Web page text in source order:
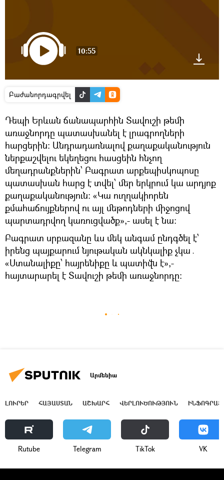
10:55
Բաժանորդագրվել
Դեպի Երևան ճանապարհին Տավուշի թեմի
առաջնորդը պատասխանել է լրագրողների
հարցերին։ Անդրադառնալով քաղաքականություն
ներքաշվելու եկեղեցու հասցեին հնչող
մեղադրանքներին՝ Բագրատ արքեպիսկոպոսը
պատասխան հարց է տվել՝ մեր երկրում կա արդյոք
քաղաքականություն։ «Կա ուղղակիորեն
քմահաճույքներով ու այլ մեթոդների միջոցով
պարտադրվող կառուցվածք»,- ասել է նա։
Բագրատ սրբազանը ևս մեկ անգամ ընդգծել է՝
իրենց պայքարում նյութական ակնկալիք չկա․
«Ստանալիքը՝ հայրենիքը և պատիվն է»,-
հայտարարել է Տավուշի թեմի առաջնորդը։
Արմենիա
ԼՈՒՐԵՐ ՀԱՅԱՍՏԱՆ ԱՇԽԱՐՀ ՎԵՐԼՈՒԾՈՒԹՅՈՒՆ
Rutube Telegram ТikТоk VK